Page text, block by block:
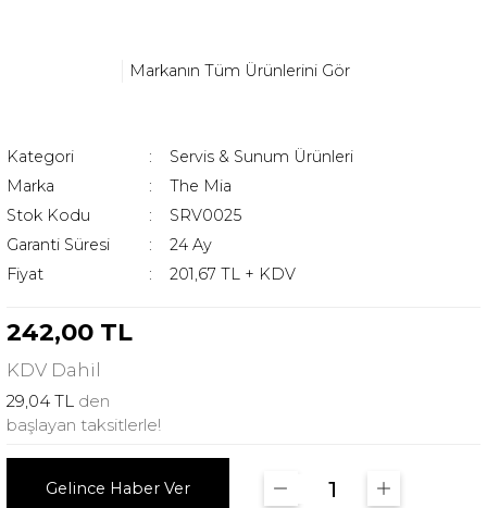
Markanın Tüm Ürünlerini Gör
Kategori
Servis & Sunum Ürünleri
Marka
The Mia
Stok Kodu
SRV0025
Garanti Süresi
24 Ay
Fiyat
201,67 TL + KDV
242,00 TL
KDV Dahil
29,04 TL den
başlayan taksitlerle!
Gelince Haber Ver